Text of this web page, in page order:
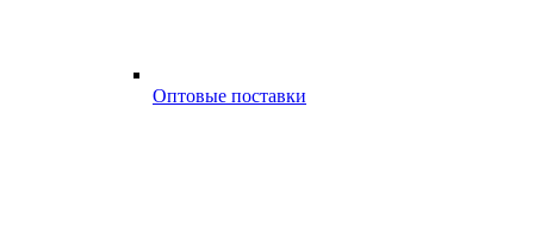
Оптовые поставки